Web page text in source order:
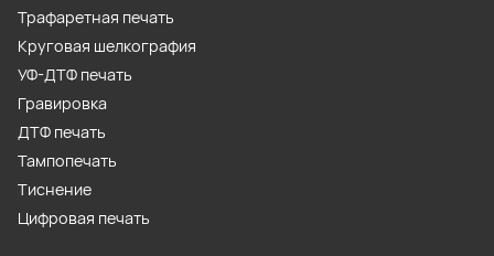
Трафаретная печать
Круговая шелкография
УФ-ДТФ печать
Гравировка
ДТФ печать
Тампопечать
Тиснение
Цифровая печать